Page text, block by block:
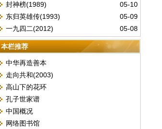
05-10
封神榜(1989)
05-09
东归英雄传(1993)
05-08
一九四二(2012)
本栏推荐
中华再造善本
走向共和(2003)
高山下的花环
孔子世家谱
中国概况
网络图书馆